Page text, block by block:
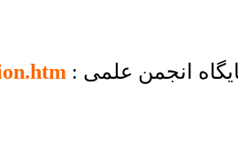
انجمن علمی